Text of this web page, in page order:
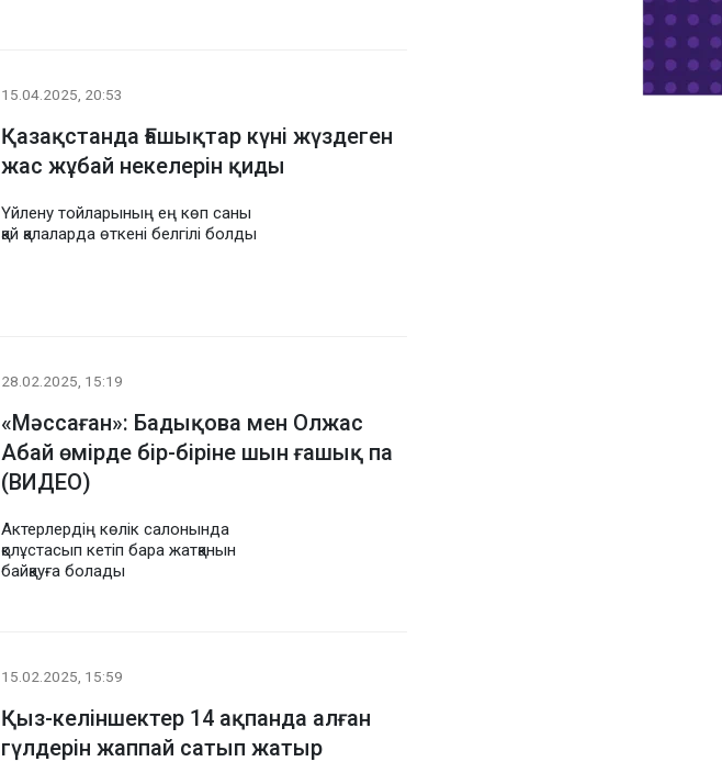
15.04.2025, 20:53
Қазақстанда Ғашықтар күні жүздеген
жас жұбай некелерін қиды
Үйлену тойларының ең көп саны
қай қалаларда өткені белгілі болды
28.02.2025, 15:19
«Мәссаған»: Бадықова мен Олжас
Абай өмірде бір-біріне шын ғашық па
(ВИДЕО)
Актерлердің көлік салонында
қолұстасып кетіп бара жатқанын
байқауға болады
15.02.2025, 15:59
Қыз-келіншектер 14 ақпанда алған
гүлдерін жаппай сатып жатыр